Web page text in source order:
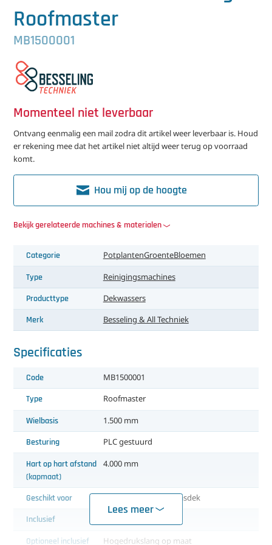
中文（简体）
Koeling
Ontvochtiging
Reinigingsmachines
Sorteermachines
Teeltbenodigdheden
Teeltwisseling
Ventilatoren
Laatst toegevoegd
Roofmaster
MB1500001
Momenteel niet leverbaar
Ontvang eenmalig een mail zodra dit artikel weer leverbaar is. Houd
er rekening mee dat het artikel niet altijd weer terug op voorraad
komt.
Hou mij op de hoogte
Bekijk gerelateerde machines & materialen
Categorie PotplantenGroenteBloemen
Type Reinigingsmachines
Producttype Dekwassers
Merk Besseling & All Techniek
Specificaties
Lees meer
Code MB1500001
Type Roofmaster
Wielbasis 1.500 mm
Besturing PLC gestuurd
Hart op hart afstand
(kapmaat)
4.000 mm
Geschikt voor Schoonspuiten van kasdek
Inclusief
Optioneel inclusief
Hogedrukslang op maat